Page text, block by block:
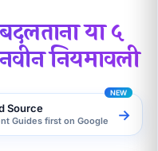
या ५
नियमावली
Source
Guides first on Google →